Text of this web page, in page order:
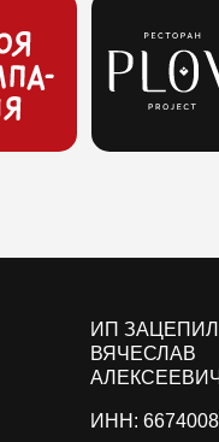
ИП
ВЯЧЕСЛАВ
АЛЕКСЕЕВИЧ
ИНН: